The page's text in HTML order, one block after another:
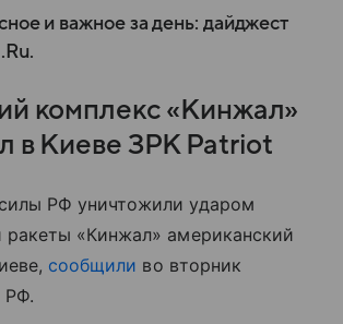
и важное за день: дайджест
комплекс «Кинжал»
в Киеве ЗРК Patriot
РФ уничтожили ударом
ракеты «Кинжал» американский
сообщили во вторник
РФ.